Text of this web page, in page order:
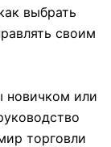
выбрать
своим
новичком или
торговли